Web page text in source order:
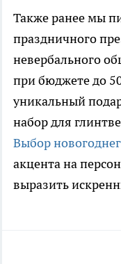
Также ранее мы
праздничного
невербального
при бюджете до
уникальный
набор для
Выбор
акцента на
выразить